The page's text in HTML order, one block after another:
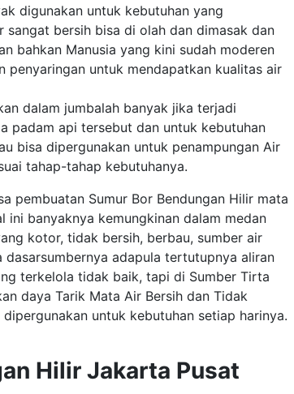
digunakan untuk kebutuhan yang
sangat bersih bisa di olah dan dimasak dan
bahkan Manusia yang kini sudah moderen
penyaringan untuk mendapatkan kualitas air
dalam jumbalah banyak jika terjadi
padam api tersebut dan untuk kebutuhan
bisa dipergunakan untuk penampungan Air
tahap-tahap kebutuhanya.
pembuatan Sumur Bor Bendungan Hilir mata
banyaknya kemungkinan dalam medan
kotor, tidak bersih, berbau, sumber air
adapula tertutupnya aliran
terkelola tidak baik, tapi di Sumber Tirta
daya Tarik Mata Air Bersih dan Tidak
untuk kebutuhan setiap harinya.
Hilir Jakarta Pusat